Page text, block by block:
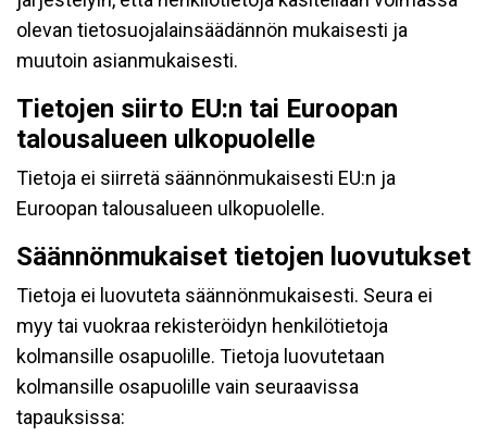
olevan tietosuojalainsäädännön mukaisesti ja
muutoin asianmukaisesti.
Tietojen siirto EU:n tai Euroopan
talousalueen ulkopuolelle
Tietoja ei siirretä säännönmukaisesti EU:n ja
Euroopan talousalueen ulkopuolelle.
Säännönmukaiset tietojen luovutukset
Tietoja ei luovuteta säännönmukaisesti. Seura ei
myy tai vuokraa rekisteröidyn henkilötietoja
kolmansille osapuolille. Tietoja luovutetaan
kolmansille osapuolille vain seuraavissa
tapauksissa: